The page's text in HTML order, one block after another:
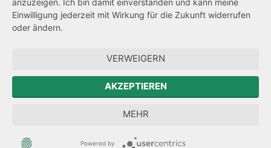
Hinweisgeberschutz
Forum Mitteleuropa
Der Sächsische Integrationsbeauftragte
Sächsische Landesbeauftragte zur Aufarbeitung der SED-
anzuzeigen. Ich bin damit einverstanden und kann meine
Einwilligung jederzeit mit Wirkung für die Zukunft widerrufen
oder ändern.
VERWEIGERN
AKZEPTIEREN
MEHR
Powered by